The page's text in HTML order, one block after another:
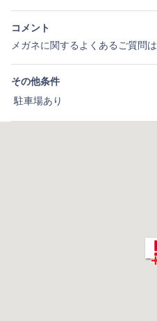
コメント
メガネに関するよくあるご質問は
その他条件
駐車場あり